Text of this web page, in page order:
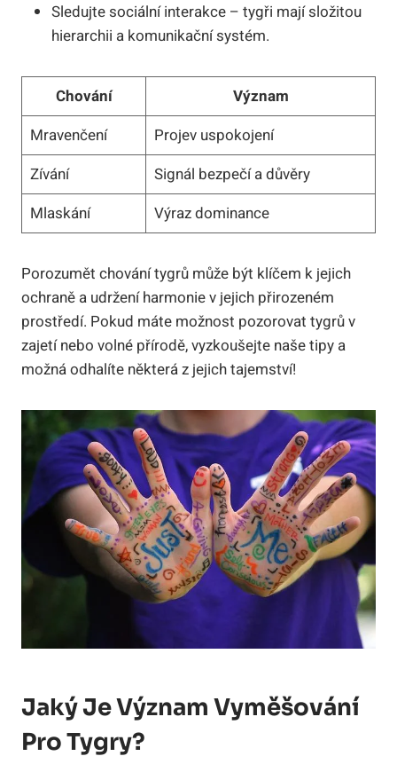
Sledujte sociální interakce – tygři mají složitou
hierarchii a komunikační systém.
Chování
Význam
Mravenčení
Projev uspokojení
Zívání
Signál bezpečí a důvěry
Mlaskání
Výraz dominance
Porozumět chování tygrů může být klíčem k jejich
ochraně a udržení harmonie v jejich přirozeném
prostředí. Pokud máte možnost pozorovat tygrů v
zajetí nebo volné přírodě, vyzkoušejte naše tipy a
možná odhalíte některá z jejich tajemství!
Jaký Je Význam Vyměšování
Pro Tygry?